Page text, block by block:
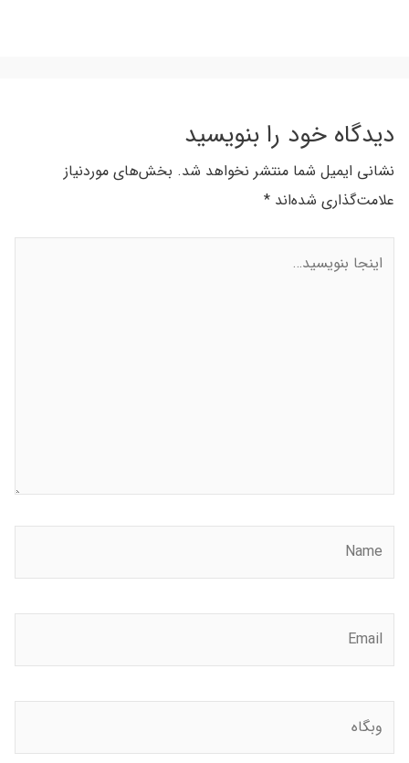
دیدگاه‌ خود را بنویسید
نشانی ایمیل شما منتشر نخواهد شد. بخش‌های موردنیاز
علامت‌گذاری شده‌اند *
وبگاه